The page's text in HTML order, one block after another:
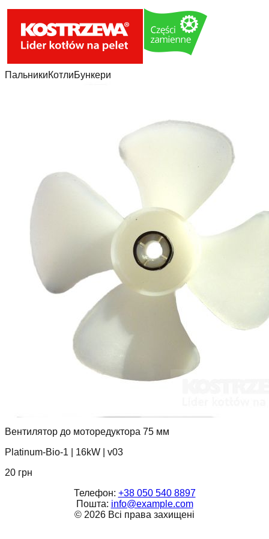
ПальникиКотлиБункери
Вентилятор до моторедуктора 75 мм
Platinum-Bio-1
16kW
v03
20 грн
Телефон: +38 050 540 8897
Пошта: info@example.com
© 2026 Всі права захищені